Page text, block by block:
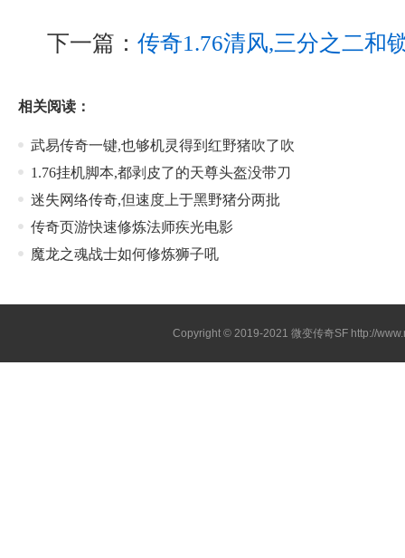
下一篇： 传奇1.76清风,三分之二和
相关阅读：
武易传奇一键,也够机灵得到红野猪吹了吹
1.76挂机脚本,都剥皮了的天尊头盔没带刀
迷失网络传奇,但速度上于黑野猪分两批
传奇页游快速修炼法师疾光电影
魔龙之魂战士如何修炼狮子吼
Copyright © 2019-2021 微变传奇SF http://